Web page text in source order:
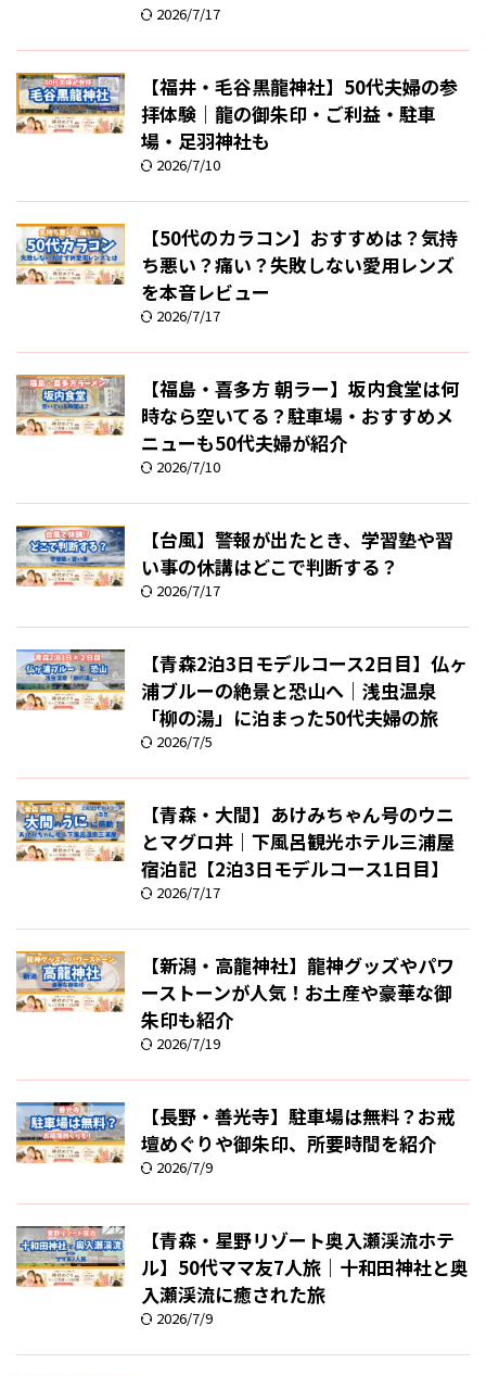
2026/7/17
【福井・毛谷黒龍神社】50代夫婦の参
拝体験｜龍の御朱印・ご利益・駐車
場・足羽神社も
2026/7/10
【50代のカラコン】おすすめは？気持
ち悪い？痛い？失敗しない愛用レンズ
を本音レビュー
2026/7/17
【福島・喜多方 朝ラー】坂内食堂は何
時なら空いてる？駐車場・おすすめメ
ニューも50代夫婦が紹介
2026/7/10
【台風】警報が出たとき、学習塾や習
い事の休講はどこで判断する？
2026/7/17
【青森2泊3日モデルコース2日目】仏ヶ
浦ブルーの絶景と恐山へ｜浅虫温泉
「柳の湯」に泊まった50代夫婦の旅
2026/7/5
【青森・大間】あけみちゃん号のウニ
とマグロ丼｜下風呂観光ホテル三浦屋
宿泊記【2泊3日モデルコース1日目】
2026/7/17
【新潟・高龍神社】龍神グッズやパワ
ーストーンが人気！お土産や豪華な御
朱印も紹介
2026/7/19
【長野・善光寺】駐車場は無料？お戒
壇めぐりや御朱印、所要時間を紹介
2026/7/9
【青森・星野リゾート奥入瀬渓流ホテ
ル】50代ママ友7人旅｜十和田神社と奥
入瀬渓流に癒された旅
2026/7/9